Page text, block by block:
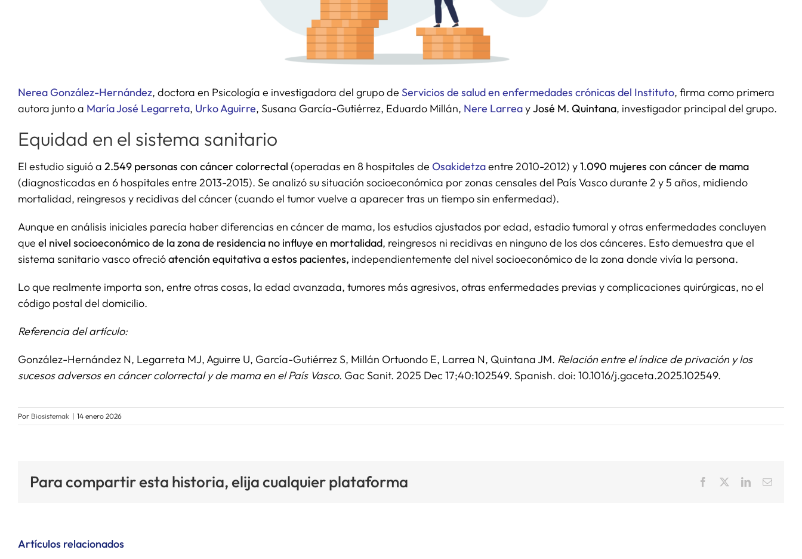
Nerea González-Hernández, doctora en Psicología e investigadora del grupo de Servicios de salud en enfermedades crónicas del Instituto, firma como primera
autora junto a María José Legarreta, Urko Aguirre, Susana García-Gutiérrez, Eduardo Millán, Nere LarreayJosé M. Quintana, investigador principal del grupo.
Equidad en el sistema sanitario
El estudio siguió a 2.549 personas con cáncer colorrectal (operadas en 8 hospitales de Osakidetzaentre 2010-2012) y1.090 mujeres con cáncer de mama
(diagnosticadas en 6 hospitales entre 2013-2015). Se analizó su situación socioeconómica por zonas censales del País Vasco durante 2 y 5 años, midiendo
mortalidad, reingresos y recidivas del cáncer (cuando el tumor vuelve a aparecer tras un tiempo sin enfermedad).
Aunque en análisis iniciales parecía haber diferencias en cáncer de mama, los estudios ajustados por edad, estadio tumoral y otras enfermedades concluyen
que el nivel socioeconómico de la zona de residencia no influye en mortalidad, reingresos ni recidivas en ninguno de los dos cánceres. Esto demuestra que el
sistema sanitario vasco ofrecióatención equitativa a estos pacientes, independientemente del nivel socioeconómico de la zona donde vivía la persona.
Lo que realmente importa son, entre otras cosas, la edad avanzada, tumores más agresivos, otras enfermedades previas y complicaciones quirúrgicas, no el
código postal del domicilio.
​Referencia del artículo:
González-Hernández N, Legarreta MJ, Aguirre U, García-Gutiérrez S, Millán Ortuondo E, Larrea N, Quintana JM. Relación entre el índice de privación y los
sucesos adversos en cáncer colorrectal y de mama en el País Vasco. Gac Sanit. 2025 Dec 17;40:102549. Spanish. doi: 10.1016/j.gaceta.2025.102549.
Por Biosistemak | 14 enero 2026
Para compartir esta historia, elija cualquier plataforma Facebook LinkedInCorreo
Artículos relacionados